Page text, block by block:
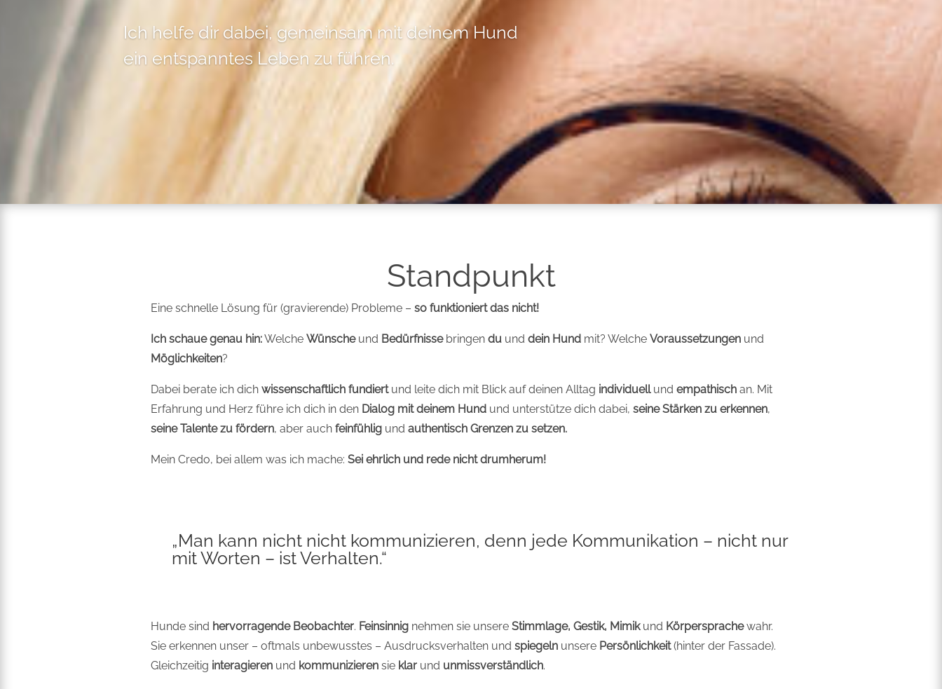
Ich helfe dir dabei, gemeinsam mit deinem Hund
ein entspanntes Leben zu führen.
Standpunkt
Eine schnelle Lösung für (gravierende) Probleme –so funktioniert das nicht!
Ich schaue genau hin:WelcheWünscheund Bedürfnissebringendu unddein Hund mit? WelcheVoraussetzungen und
Möglichkeiten?
Dabei berate ich dichwissenschaftlich fundiertund leite dich mit Blick auf deinen Alltag individuellundempathisch an. Mit
Erfahrung und Herz führe ich dich in den Dialog mit deinem Hund und unterstütze dich dabei,seine Stärken zu erkennen,
seine Talente zu fördern, aber auchfeinfühlig undauthentisch Grenzen zu setzen.
Mein Credo, bei allem was ich mache:Sei ehrlich und rede nicht drumherum!
„Man kann nicht nicht kommunizieren, denn jede Kommunikation – nicht nur
mit Worten – ist Verhalten.“
Hunde sind hervorragende Beobachter. Feinsinnig nehmen sie unsereStimmlage, Gestik, Mimikund Körpersprachewahr.
Sie erkennen unser – oftmals unbewusstes – Ausdrucksverhalten undspiegeln unsere Persönlichkeit(hinter der Fassade).
Gleichzeitig interagieren und kommunizieren sie klar und unmissverständlich.